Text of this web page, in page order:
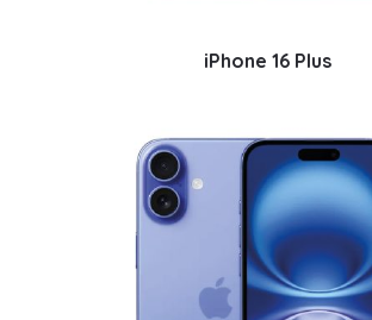
iPhone 16 Plus